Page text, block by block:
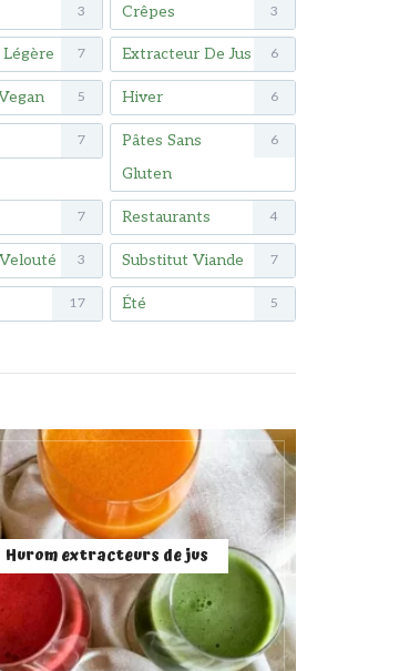
3 Crêpes 3
7 Extracteur De Jus 6
5 Hiver 6
7
Pâtes Sans
Gluten
6
7 Restaurants 4
3 Substitut Viande 7
17 Été 5
Hurom extracteurs de jus